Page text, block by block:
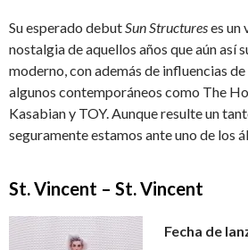
Su esperado debutSun Structureses un
nostalgia de aquellos años que aún así
moderno, con además de influencias
algunos contemporáneos como The
Kasabian y TOY. Aunque resulte un
seguramente estamos ante uno de los
St. Vincent – St. Vincent
Fecha de